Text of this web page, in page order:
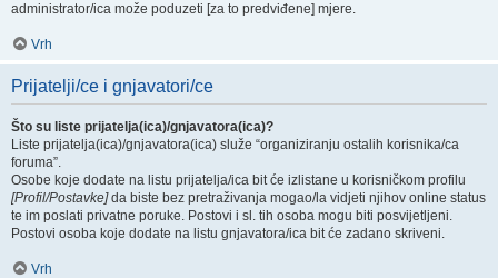
administrator/ica može poduzeti [za to predviđene] mjere.
Vrh
Prijatelji/ce i gnjavatori/ce
Što su liste prijatelja(ica)/gnjavatora(ica)?
Liste prijatelja(ica)/gnjavatora(ica) služe “organiziranju ostalih korisnika/ca
foruma”.
Osobe koje dodate na listu prijatelja/ica bit će izlistane u korisničkom profilu
[Profil/Postavke]da biste bez pretraživanja mogao/la vidjeti njihov online status
te im poslati privatne poruke. Postovi i sl. tih osoba mogu biti posvijetljeni.
Postovi osoba koje dodate na listu gnjavatora/ica bit će zadano skriveni.
Vrh